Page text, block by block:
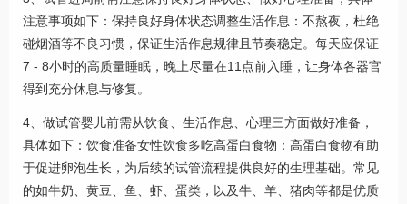
注意事项如下：保持良好身体状态调整生活作息：不熬夜，杜绝
碰烟酒等不良习惯，保证生活作息规律且节奏稳定。每天应保证
7 - 8小时的高质量睡眠，晚上尽量在11点前入睡，让身体各器官
得到充分休息与修复。
4、做试管婴儿前需从饮食、生活作息、心理三方面做好准备，
具体如下：饮食准备女性饮食多吃高蛋白食物：高蛋白食物有助
于促进卵泡生长，为后续的试管流程提供良好的生理基础。常见
的如牛奶、黄豆、鱼、虾、蛋类，以及牛、羊、猪肉等都是优质